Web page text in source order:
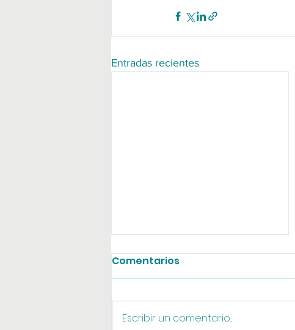
Entradas recientes
Agosto online
Comentarios
Escribir un comentario...